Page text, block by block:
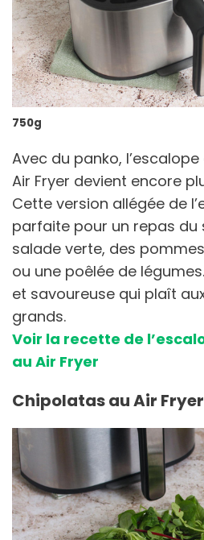
750g
Avec du panko,
Air Fryer devient encore
Cette version allégée de
parfaite pour un repas du
salade verte, des
ou une poêlée de
et savoureuse qui plaît
grands.
Voir la recette de
au Air Fryer
Chipolatas au Air Fryer